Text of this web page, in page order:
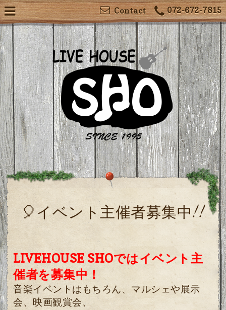
072-672-7815
Contact
🎈イベント主催者募集中!!
LIVEHOUSE SHOではイベント主
催者を募集中！
音楽イベントはもちろん、マルシェや展示
会、映画観賞会、